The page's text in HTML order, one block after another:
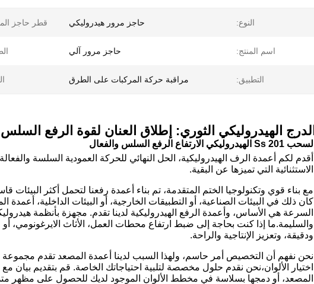
النوع: حاجز مرور هيدروليكي قطر حاجز
اسم المنتج: حاجز مرور آلي
التطبيق: مراقبة حركة المركبات على الطرق
الدرج الهيدروليكي الثوري: إطلاق العنان لقوة الرفع
السحب Ss 201 الهيدروليكي الارتفاع الرفع السلس والفعال
أقدم لكم أعمدة الرف الهيدروليكية، الحل النهائي للحركة العمودية السلسة
الاستثنائية التي تميزها عن البقية.
مع بناء قوي وتكنولوجيا الختم المتقدمة، تم بناء أعمدة رفعنا لتحمل أكثر
كان ذلك في البيئات الصناعية، أو التطبيقات الخارجية، أو البيئات الداخلية، أعمدة
السرعة هي الأساس، وأعمدة الرفع الهيدروليكية لدينا تقدم. مجهزة بأنظمة
والسليمة.ما إذا كنت بحاجة إلى ضبط ارتفاع محطات العمل، الأثاث الايرغونومي،
ودقيقة، وتعزيز الإنتاجية والراحة.
نحن نفهم أن التخصيص أمر حاسم، ولهذا السبب لدينا أعمدة المصعد تقدم
اختيار الألوان،نحن نقدم حلول مخصصة لتلبية احتياجاتك الخاصة. قم بتقديم
المصعد، أو دمجها بسلاسة في مخطط الألوان الموجود لديك للحصول على مظهر